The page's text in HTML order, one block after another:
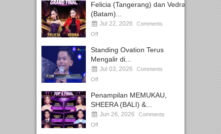
Felicia (Tangerang) dan Vedra
(Batam)...
Jul 22, 2026
Comments
Off
Standing Ovation Terus
Mengalir di...
Jul 03, 2026
Comments
Off
Penampilan MEMUKAU,
SHEERA (BALI) &...
Jun 26, 2026
Comments
Off